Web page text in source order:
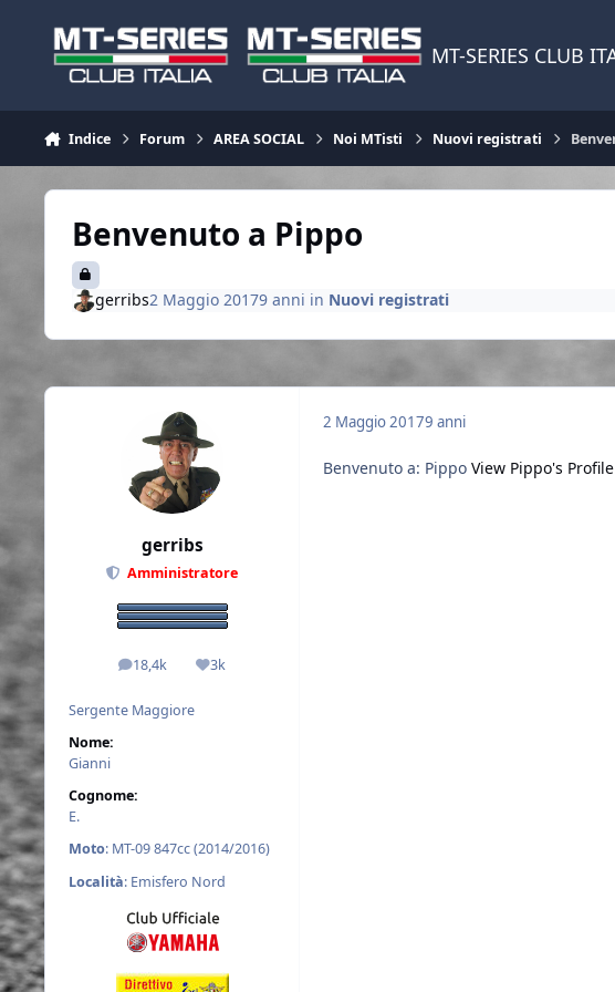
MT-SERIES CLUB
Indice Forum AREA SOCIAL Noi MTisti Nuovi registrati
Benvenuto a Pippo
gerribs2 Maggio 20179 anni in Nuovi registrati
gerribs
Amministratore
18,4k
messaggi 3k
Reputazione
Sergente Maggiore
Nome:
Gianni
Cognome:
E.
Moto: MT-09 847cc (2014/2016)
Località: Emisfero Nord
2 Maggio 20179 anni
Benvenuto a: Pippo View Pippo's Profile